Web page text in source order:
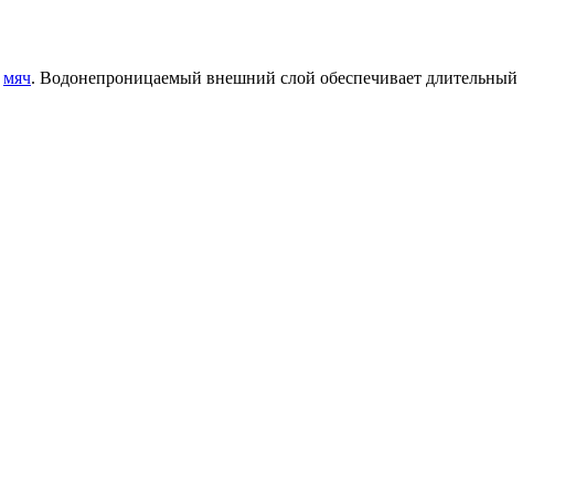
мяч. Водонепроницаемый внешний слой обеспечивает длительный